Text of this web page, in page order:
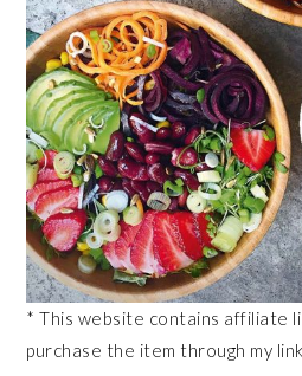
* This website contains affiliate
purchase the item through my